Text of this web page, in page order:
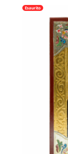
Esaurito